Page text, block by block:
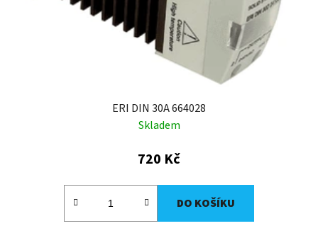
ERI DIN 30A 664028
Skladem
720 Kč
DO KOŠÍKU